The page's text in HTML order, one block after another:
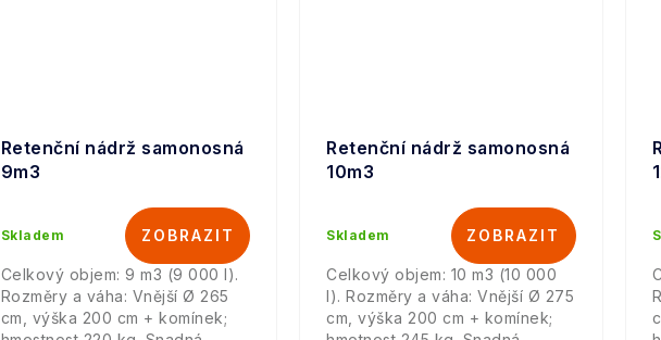
Retenční nádrž samonosná
9m3
Skladem
Celkový objem: 9 m3 (9 000 l).
Rozměry a váha: Vnější Ø 265
cm, výška 200 cm + komínek;
Retenční nádrž samonosná
10m3
Skladem
Celkový objem: 10 m3 (10 000
l). Rozměry a váha: Vnější Ø 275
cm, výška 200 cm + komínek;